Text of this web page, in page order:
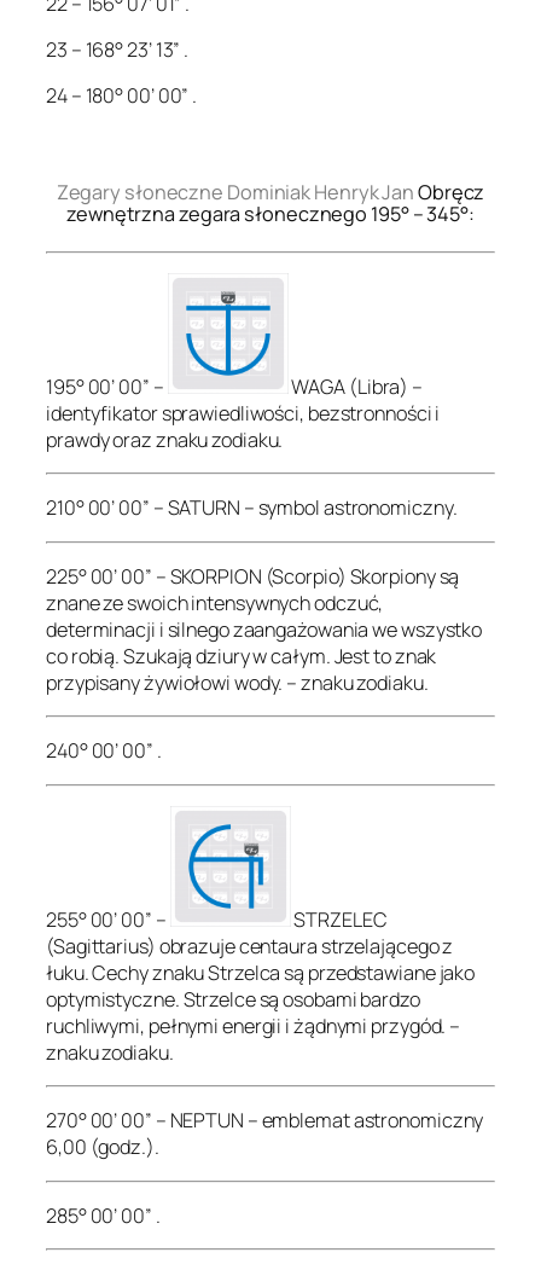
23 – 168° 23’ 13” .
24 – 180° 00’ 00” .
Zegary słoneczne Dominiak Henryk JanObręcz
zewnętrzna zegara słonecznego 195° – 345°:
195° 00’ 00” –
WAGA (Libra) –
identyfikator sprawiedliwości, bezstronności i
prawdy oraz znaku zodiaku.
210° 00’ 00” – SATURN – symbol astronomiczny.
225° 00’ 00” – SKORPION (Scorpio) Skorpiony są
znane ze swoich intensywnych odczuć,
determinacji i silnego zaangażowania we wszystko
co robią. Szukają dziury w całym. Jest to znak
przypisany żywiołowi wody. – znaku zodiaku.
240° 00’ 00” .
255° 00’ 00” –
STRZELEC
(Sagittarius) obrazuje centaura strzelającego z
łuku. Cechy znaku Strzelca są przedstawiane jako
optymistyczne. Strzelce są osobami bardzo
ruchliwymi, pełnymi energii i żądnymi przygód. –
znaku zodiaku.
270° 00’ 00” – NEPTUN – emblemat astronomiczny
6,00 (godz.).
285° 00’ 00” .